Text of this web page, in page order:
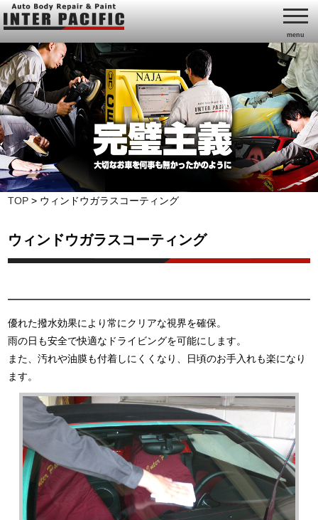
menu
TOP > ウィンドウガラスコーティング
ウィンドウガラスコーティング
優れた撥水効果により常にクリアな視界を確保。
雨の日も安全で快適なドライビングを可能にします。
また、汚れや油膜も付着しにくくなり、日頃のお手入れも楽になり
ます。